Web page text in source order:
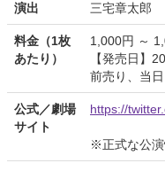
演出 三宅章太郎
料金（1枚
あたり）
1,000円 ～
【発売日】
前売り、当
公式／劇場
サイト
https://
※正式な公演